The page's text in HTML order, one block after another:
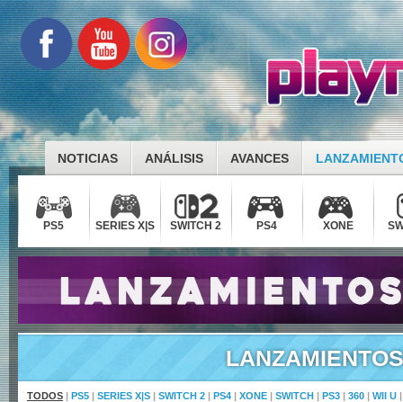
NOTICIAS ANÁLISIS AVANCES
PS5 SERIES X|S SWITCH 2 PS4 XONE
LANZAMIENTOS
TODOS | PS5 | SERIES X|S | SWITCH 2 | PS4 | XONE | SWITCH | PS3 | 360 | WII U